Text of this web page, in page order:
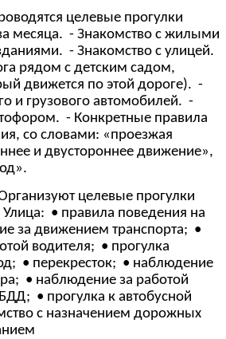
целевые прогулки
месяца. - Знакомство с жилыми
- Знакомство с улицей.
рядом с детским садом,
движется по этой дороге). -
и грузового автомобилей. -
- Конкретные правила
со словами: «проезжая
и двустороннее движение»,
целевые прогулки
• правила поведения на
за движением транспорта; •
водителя; • прогулка
• перекресток; • наблюдение
• наблюдение за работой
• прогулка к автобусной
с назначением дорожных